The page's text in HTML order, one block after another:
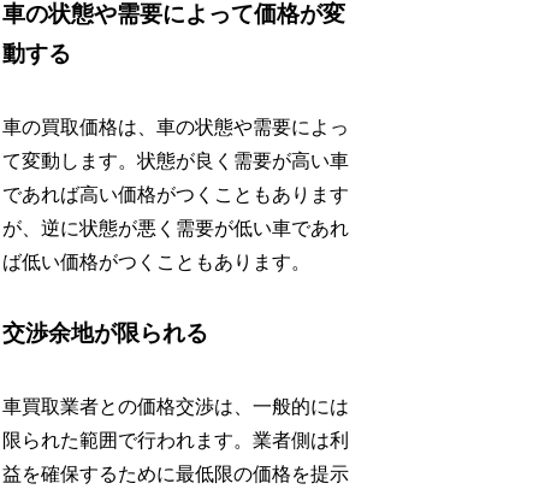
車の状態や需要によって価格が変
動する
車の買取価格は、車の状態や需要によっ
て変動します。状態が良く需要が高い車
であれば高い価格がつくこともあります
が、逆に状態が悪く需要が低い車であれ
ば低い価格がつくこともあります。
交渉余地が限られる
車買取業者との価格交渉は、一般的には
限られた範囲で行われます。業者側は利
益を確保するために最低限の価格を提示